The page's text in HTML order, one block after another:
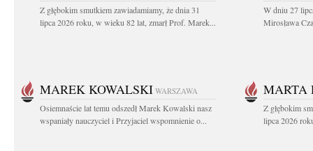
Z głębokim smutkiem zawiadamiamy, że dnia 31
lipca 2026 roku, w wieku 82 lat, zmarł Prof. Marek...
W dniu 27
Mirosława
MAREK KOWALSKI WARSZAWA
Osiemnaście lat temu odszedł Marek Kowalski nasz
wspaniały nauczyciel i Przyjaciel wspomnienie o...
MARTA
Z głębokim
lipca 2026